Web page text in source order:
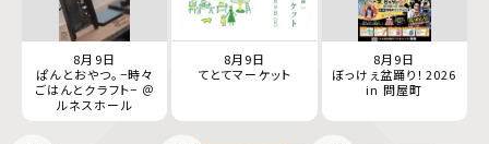
8月9日
ぱんとおやつ。−時々
ごはんとクラフト− ＠
ルネスホール
8月9日
てとてマーケット
8月9日
ぼっけぇ盆踊り！2026
in 問屋町